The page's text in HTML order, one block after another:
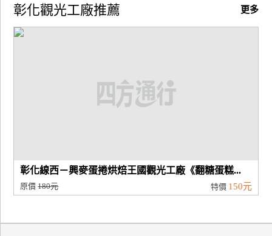
飯
合
旅
伴
更多
彰化觀光工廠推薦
彰化線西－興麥蛋捲烘焙王國觀光工廠《翻糖蛋糕...
原價180元 特價 150元